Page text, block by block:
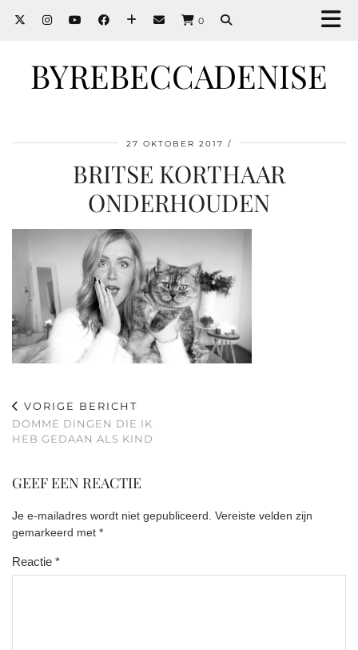
0
BYREBECCADENISE
27 OKTOBER 2017
BRITSE KORTHAAR
ONDERHOUDEN
VORIGE BERICHT
DOMME DINGEN DIE IK
HEB GEDAAN ALS KIND
GEEF EEN REACTIE
Je e-mailadres wordt niet gepubliceerd. Vereiste velden zijn
gemarkeerd met *
Reactie *